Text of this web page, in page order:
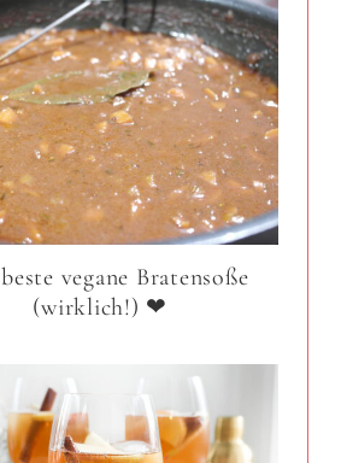
vegane Bratensoße
(wirklich!) ❤